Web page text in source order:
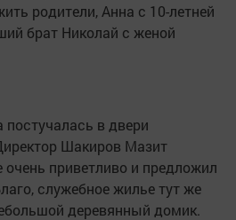
родители, Анна с 10-летней
брат Николай с женой
в двери
Шакиров Мазит
очень приветливо и предложил
служебное жилье тут же
деревянный домик.